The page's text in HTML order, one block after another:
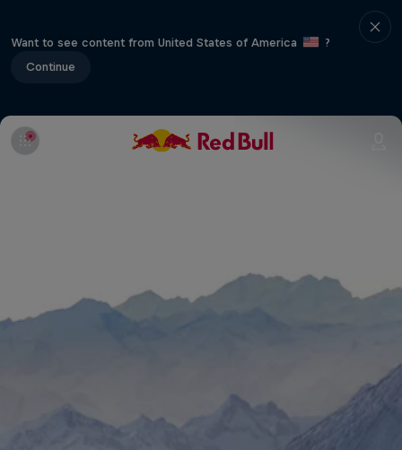
Want to see content from United States of America
?
Continue